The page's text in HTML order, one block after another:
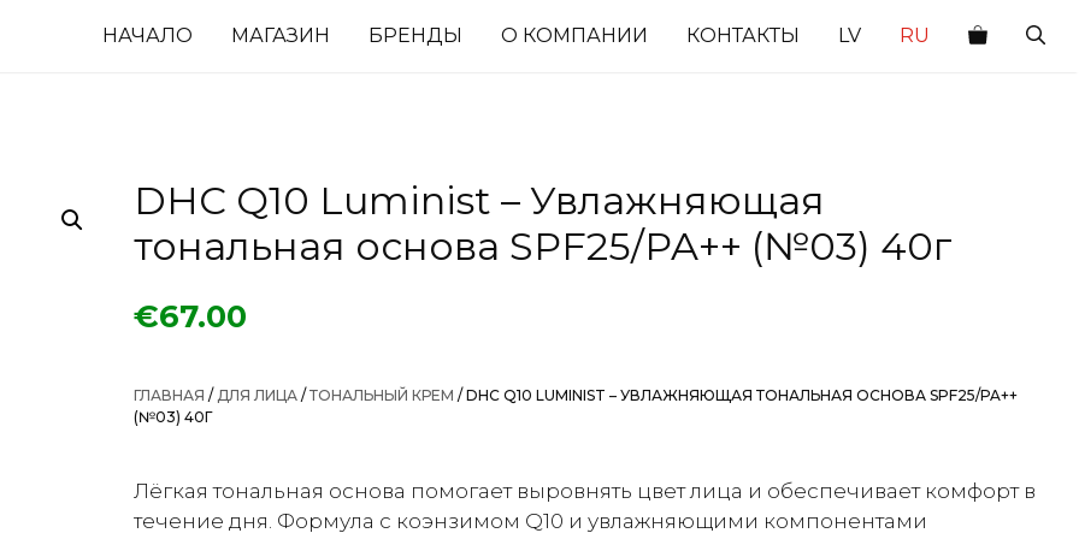
НАЧАЛО МАГАЗИН БРЕНДЫ О КОМПАНИИ КОНТАКТЫ LV RU
DHC Q10 Luminist – Увлажняющая
тональная основа SPF25/PA++ (№03) 40г
€67.00
ГЛАВНАЯ /ДЛЯ ЛИЦА /ТОНАЛЬНЫЙ КРЕМ / DHC Q10 LUMINIST – УВЛАЖНЯЮЩАЯ ТОНАЛЬНАЯ ОСНОВА SPF25/PA++
(№03) 40Г
Лёгкая тональная основа помогает выровнять цвет лица и обеспечивает комфорт в
течение дня. Формула с коэнзимом Q10 и увлажняющими компонентами